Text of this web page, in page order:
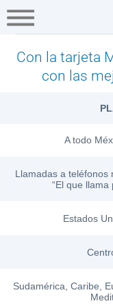
Hogar
A+
Servicios
Portabilidad
Tabla
Con la tarjeta
con las
A todo
Llamadas a teléfonos
“El que llama
Estados
Sudamérica, Caribe,